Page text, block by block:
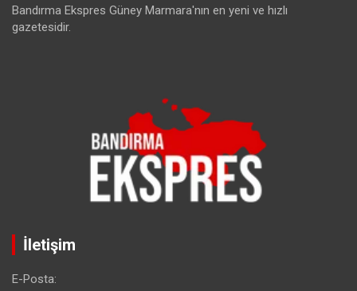
Bandırma Ekspres Güney Marmara'nın en yeni ve hızlı
gazetesidir.
İletişim
E-Posta: